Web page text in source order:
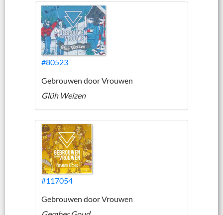
#80523
Gebrouwen door Vrouwen
Glüh Weizen
#117054
Gebrouwen door Vrouwen